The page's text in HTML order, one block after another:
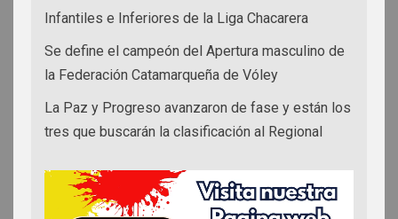
Infantiles e Inferiores de la Liga Chacarera
Se define el campeón del Apertura masculino de
la Federación Catamarqueña de Vóley
La Paz y Progreso avanzaron de fase y están los
tres que buscarán la clasificación al Regional